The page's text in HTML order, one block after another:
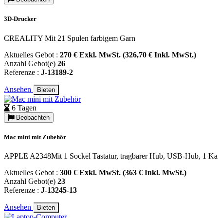
3D-Drucker
CREALITY Mit 21 Spulen farbigem Garn
Aktuelles Gebot : 270 € Exkl. MwSt. (326,70 € Inkl. MwSt.)
Anzahl Gebot(e) 26
Referenze : J-13189-2
Ansehen Bieten
6 Tagen
Beobachten
Mac mini mit Zubehör
APPLE A2348Mit 1 Sockel Tastatur, tragbarer Hub, USB-Hub, 1
Aktuelles Gebot : 300 € Exkl. MwSt. (363 € Inkl. MwSt.)
Anzahl Gebot(e) 23
Referenze : J-13245-13
Ansehen Bieten